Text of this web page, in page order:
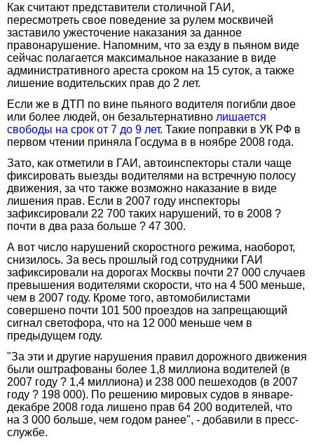
Как считают представители столичной ГАИ,
пересмотреть свое поведение за рулем москвичей
заставило ужесточение наказания за данное
правонарушение. Напомним, что за езду в пьяном виде
сейчас полагается максимальное наказание в виде
административного ареста сроком на 15 суток, а также
лишение водительских прав до 2 лет.
Если же в ДТП по вине пьяного водителя погибли двое
или более людей, он безальтернативно лишается
свободы на срок от 7 до 9 лет. Такие поправки в УК РФ в
первом чтении приняла Госдума в в ноябре 2008 года.
Зато, как отметили в ГАИ, автоинспекторы стали чаще
фиксировать выезды водителями на встречную полосу
движения, за что также возможно наказание в виде
лишения прав. Если в 2007 году инспекторы
зафиксировали 22 700 таких нарушений, то в 2008 ?
почти в два раза больше ? 47 300.
А вот число нарушений скоростного режима, наоборот,
снизилось. За весь прошлый год сотрудники ГАИ
зафиксировали на дорогах Москвы почти 27 000 случаев
превышения водителями скорости, что на 4 500 меньше,
чем в 2007 году. Кроме того, автомобилистами
совершено почти 101 500 проездов на запрещающий
сигнал светофора, что на 12 000 меньше чем в
предыдущем году.
"За эти и другие нарушения правил дорожного движения
были оштрафованы более 1,8 миллиона водителей (в
2007 году ? 1,4 миллиона) и 238 000 пешеходов (в 2007
году ? 198 000). По решению мировых судов в январе-
декабре 2008 года лишено прав 64 200 водителей, что
на 3 000 больше, чем годом ранее", - добавили в пресс-
службе.